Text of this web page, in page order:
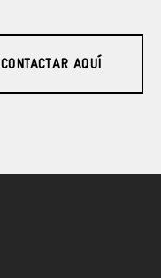
CONTACTAR AQUÍ